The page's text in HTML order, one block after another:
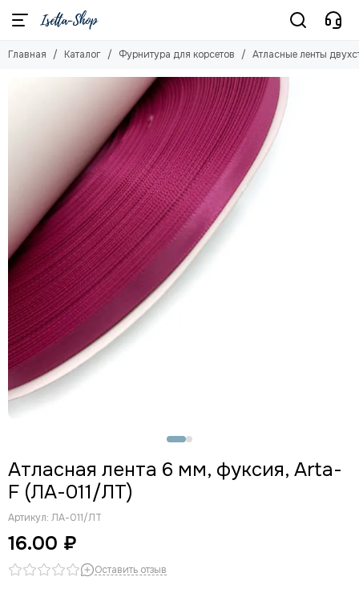
Фурнитура для корсетов
Спиральные кости и наконечники
Атласные ленты двухсторонние
Репсовые ленты
Регилин
Дублерин клеевой
Главная Каталог Фурнитура для корсетов Атласные ленты
Атласная лента 6 мм, фуксия, Arta-
F (ЛА-011/ЛТ)
Артикул: ЛА-011/ЛТ
16.00 ₽
Оставить отзыв